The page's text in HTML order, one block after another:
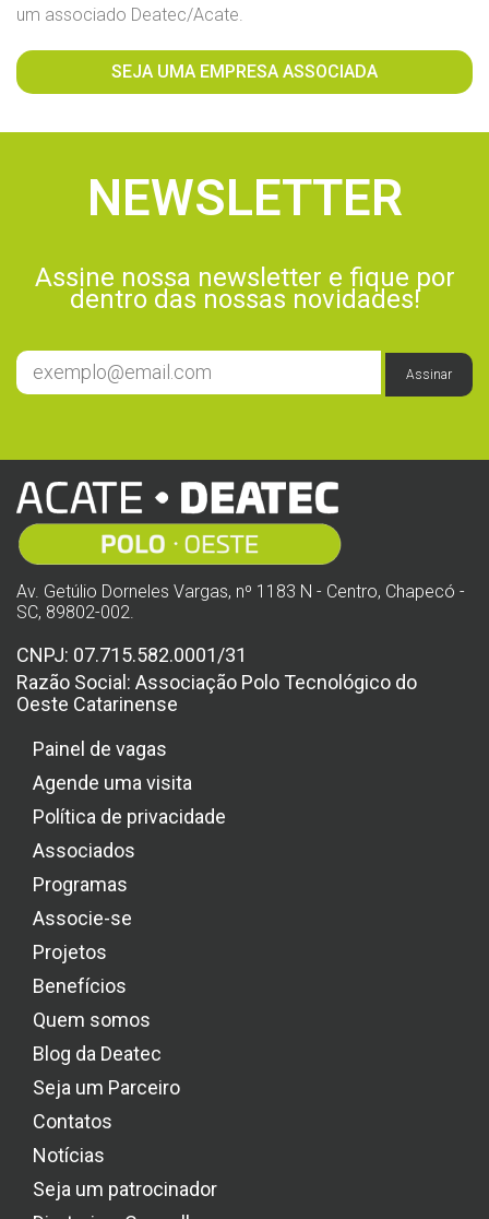
um associado Deatec/Acate.
SEJA UMA EMPRESA ASSOCIADA
NEWSLETTER
Assine nossa newsletter e fique por
dentro das nossas novidades!
Assinar
Av. Getúlio Dorneles Vargas, nº 1183 N - Centro, Chapecó -
SC, 89802-002.
CNPJ: 07.715.582.0001/31
Razão Social: Associação Polo Tecnológico do
Oeste Catarinense
Painel de vagas
Agende uma visita
Política de privacidade
Associados
Programas
Associe-se
Projetos
Benefícios
Quem somos
Blog da Deatec
Seja um Parceiro
Contatos
Notícias
Seja um patrocinador